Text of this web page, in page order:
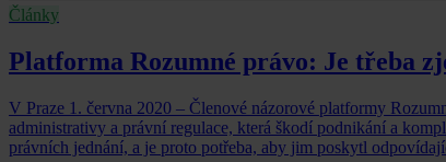
Články
Platforma Rozumné právo: Je třeba
V Praze 1. června 2020 – Členové názorové platformy
administrativy a právní regulace, která škodí podnikání a
právních jednání, a je proto potřeba, aby jim poskytl